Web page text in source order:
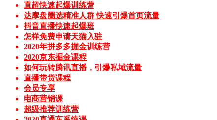
直超快速起爆训练营
达摩盘圈选精准人群 快速引爆首页流量
抖音直播快速起爆班
怎样免费申请天猫入驻
2020年拼多多掘金训练营
2020京东掘金课程
如何玩转腾讯直播，引爆私域流量
直播带货课程
会员专享
电商营销课
超级推荐训练营